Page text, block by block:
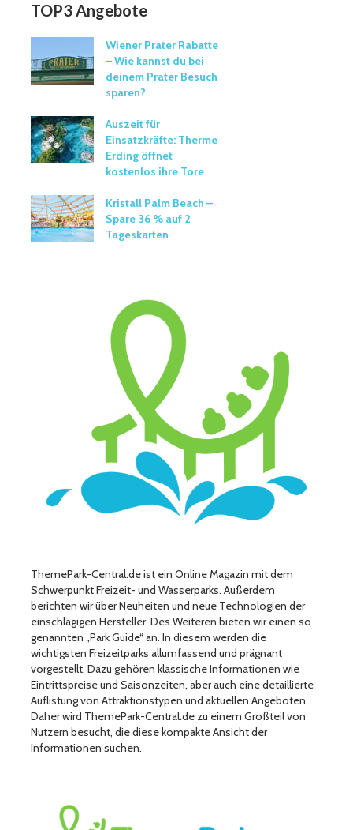
TOP3 Angebote
Wiener Prater Rabatte
– Wie kannst du bei
deinem Prater Besuch
sparen?
Auszeit für
Einsatzkräfte: Therme
Erding öffnet
kostenlos ihre Tore
Kristall Palm Beach –
Spare 36 % auf 2
Tageskarten
ThemePark-Central.de ist ein Online Magazin mit dem
Schwerpunkt Freizeit- und Wasserparks. Außerdem
berichten wir über Neuheiten und neue Technologien der
einschlägigen Hersteller. Des Weiteren bieten wir einen so
genannten „Park Guide“ an. In diesem werden die
wichtigsten Freizeitparks allumfassend und prägnant
vorgestellt. Dazu gehören klassische Informationen wie
Eintrittspreise und Saisonzeiten, aber auch eine detaillierte
Auflistung von Attraktionstypen und aktuellen Angeboten.
Daher wird ThemePark-Central.de zu einem Großteil von
Nutzern besucht, die diese kompakte Ansicht der
Informationen suchen.